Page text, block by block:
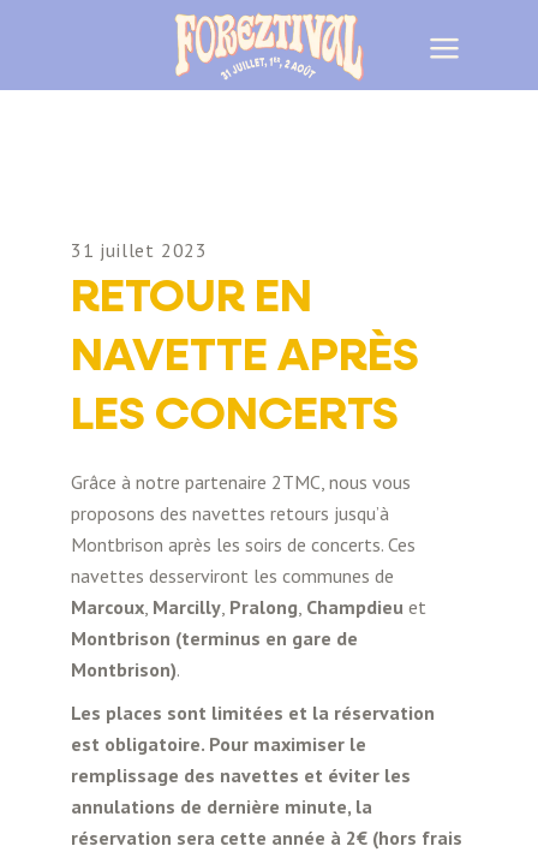
31 juillet 2023
RETOUR EN
NAVETTE APRÈS
LES CONCERTS
Grâce à notre partenaire 2TMC, nous vous
proposons des navettes retours jusqu’à
Montbrison après les soirs de concerts. Ces
navettes desserviront les communes de
Marcoux, Marcilly, Pralong, Champdieu et
Montbrison (terminus en gare de
Montbrison).
Les places sont limitées et la réservation
est obligatoire. Pour maximiser le
remplissage des navettes et éviter les
annulations de dernière minute, la
réservation sera cette année à 2€ (hors frais